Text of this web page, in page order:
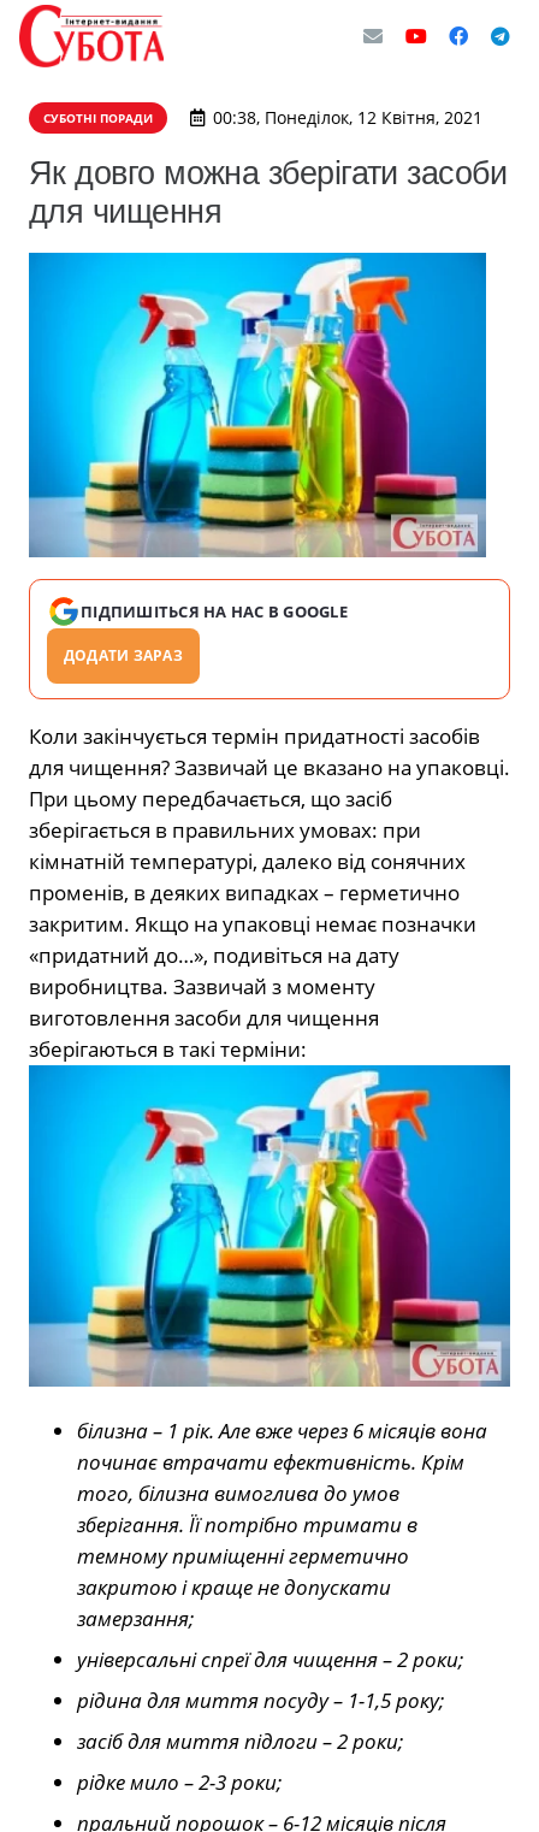
СУБОТНІ ПОРАДИ 00:38, Понеділок, 12 Квітня, 2021
Як довго можна зберігати засоби
для чищення
ПІДПИШІТЬСЯ НА НАС В GOOGLE
ДОДАТИ ЗАРАЗ
Коли закінчується термін придатності засобів
для чищення? Зазвичай це вказано на упаковці.
При цьому передбачається, що засіб
зберігається в правильних умовах: при
кімнатній температурі, далеко від сонячних
променів, в деяких випадках – герметично
закритим. Якщо на упаковці немає позначки
«придатний до…», подивіться на дату
виробництва. Зазвичай з моменту
виготовлення засоби для чищення
зберігаються в такі терміни:
білизна – 1 рік. Але вже через 6 місяців вона
починає втрачати ефективність. Крім
того, білизна вимоглива до умов
зберігання. Її потрібно тримати в
темному приміщенні герметично
закритою і краще не допускати
замерзання;
універсальні спреї для чищення – 2 роки;
рідина для миття посуду – 1-1,5 року;
засіб для миття підлоги – 2 роки;
рідке мило – 2-3 роки;
пральний порошок – 6-12 місяців після